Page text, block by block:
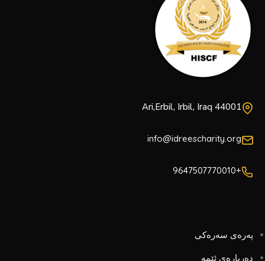
Ari,Erbil, Irbil, Iraq 44001
info@idreescharity.org
+9647507770010
پەرەی سەرەکی
دەربارەی ئێمە